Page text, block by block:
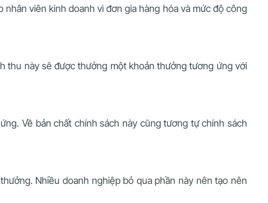
viên kinh doanh vì đơn gia hàng hóa và mức độ công
thu này sẽ được thưởng một khoản thưởng tương ứng với
Về bản chất chính sách này cũng tương tự chính sách
Nhiều doanh nghiệp bỏ qua phần này nên tạo nên